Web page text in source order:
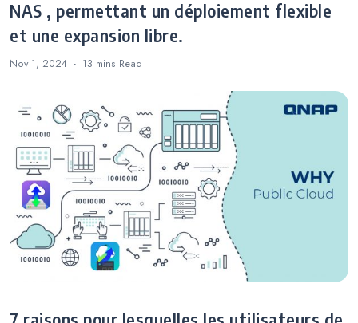
NAS , permettant un déploiement flexible
et une expansion libre.
Nov 1, 2024 13 mins Read